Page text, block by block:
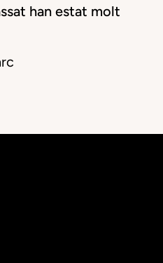
han estat molt